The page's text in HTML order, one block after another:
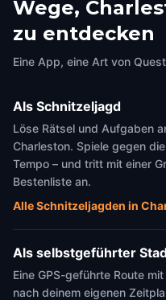
St. Philip's Church
Charleston,United States of
Wege,
zu entdecken
Eine App, eine Art von
Als Schnitzeljagd
Löse Rätsel und Aufgaben
Charleston. Spiele gegen
Tempo – und tritt mit einer
Bestenliste an.
Alle Schnitzeljagden in
Als selbstgeführter
Eine GPS-geführte Route
nach deinem eigenen